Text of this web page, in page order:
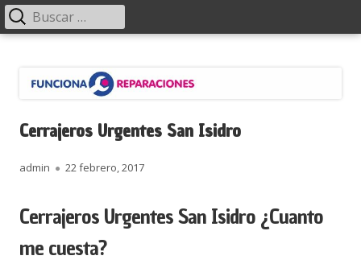
contenido
Menú
principal Buscar:
Cerrajeros Urgentes San Isidro
Autor
admin
Publicado
22 febrero, 2017
Cerrajeros Urgentes San Isidro ¿Cuanto
me cuesta?